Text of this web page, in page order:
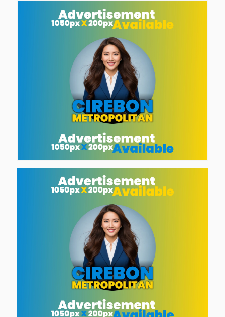
Perempuan Berbasis Nilai dan
Siap Hadapi Tantangan Digital